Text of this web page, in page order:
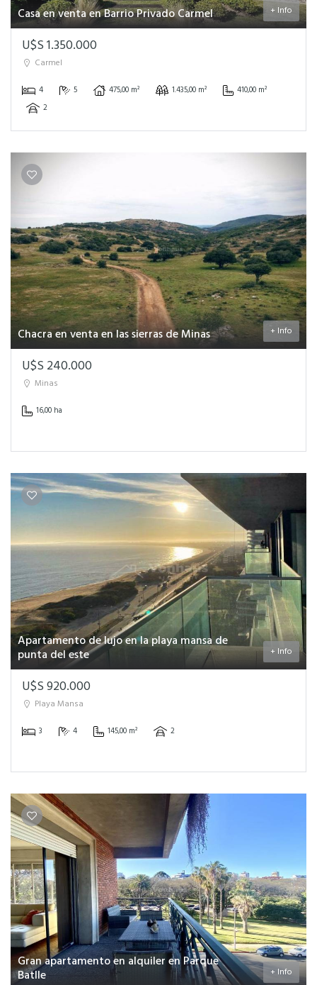
Casa en venta en Barrio Privado Carmel + Info
U$S 1.350.000
Carmel
4 5 475,00 m² 1.435,00 m²
410,00 m²
2
Chacra en venta en las sierras de Minas + Info
U$S 240.000
Minas
16,00 ha
Apartamento de lujo en la playa mansa de
punta del este + Info
U$S 920.000
Playa Mansa
3 4 145,00 m² 2
Gran apartamento en alquiler en Parque
Batlle + Info